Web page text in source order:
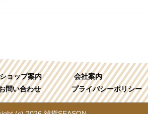
ショップ案内
会社案内
問い合わせ プライバシーポリシー